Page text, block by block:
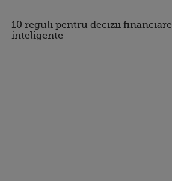
10 reguli pentru decizii financiare
inteligente